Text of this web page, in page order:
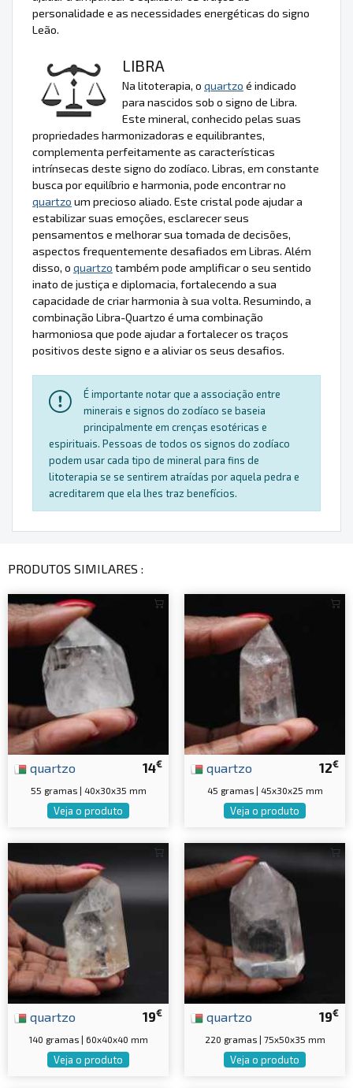
personalidade e as necessidades energéticas do signo
Leão.
LIBRA
Na litoterapia, o quartzo é indicado
para nascidos sob o signo de Libra.
Este mineral, conhecido pelas suas
propriedades harmonizadoras e equilibrantes,
complementa perfeitamente as características
intrínsecas deste signo do zodíaco. Libras, em constante
busca por equilíbrio e harmonia, pode encontrar no
quartzo um precioso aliado. Este cristal pode ajudar a
estabilizar suas emoções, esclarecer seus
pensamentos e melhorar sua tomada de decisões,
aspectos frequentemente desafiados em Libras. Além
disso, o quartzo também pode amplificar o seu sentido
inato de justiça e diplomacia, fortalecendo a sua
capacidade de criar harmonia à sua volta. Resumindo, a
combinação Libra-Quartzo é uma combinação
harmoniosa que pode ajudar a fortalecer os traços
positivos deste signo e a aliviar os seus desafios.
É importante notar que a associação entre
minerais e signos do zodíaco se baseia
principalmente em crenças esotéricas e
espirituais. Pessoas de todos os signos do zodíaco
podem usar cada tipo de mineral para fins de
litoterapia se se sentirem atraídas por aquela pedra e
acreditarem que ela lhes traz benefícios.
PRODUTOS SIMILARES :
14€
quartzo
55 gramas | 40x30x35 mm
Veja o produto
12€
quartzo
45 gramas | 45x30x25 mm
Veja o produto
19€
quartzo
140 gramas | 60x40x40 mm
Veja o produto
19€
quartzo
220 gramas | 75x50x35 mm
Veja o produto